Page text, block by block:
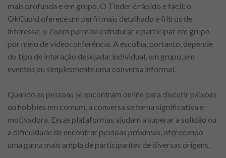
mais profunda e em grupo. O Tinder é rápido e fácil; o
OkCupid oferece um perfil mais detalhado e filtros de
interesse; o Zoom permite estruturar e participar em grupo
por meio de videoconferência. A escolha, portanto, depende
do tipo de interação desejada: individual, em grupo, em
eventos ou simplesmente uma conversa informal.
Quando as pessoas se encontram online para discutir paixões
ou hobbies em comum, a conversa se torna significativa e
motivadora. Essas plataformas ajudam a superar a solidão ou
a dificuldade de encontrar pessoas próximas, oferecendo
uma gama mais ampla de participantes de diversas origens.